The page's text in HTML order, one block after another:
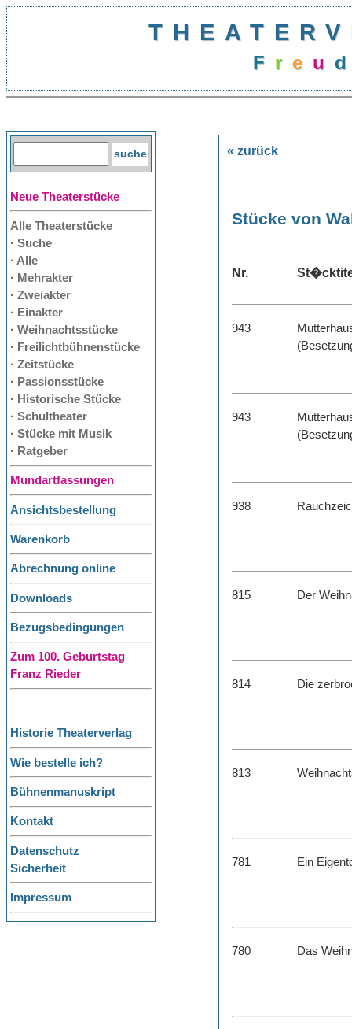
F r e u d
Neue Theaterstücke
Alle Theaterstücke
· Suche
· Alle
· Mehrakter
· Zweiakter
· Einakter
· Weihnachtsstücke
· Freilichtbühnenstücke
· Zeitstücke
· Passionsstücke
· Historische Stücke
· Schultheater
· Stücke mit Musik
· Ratgeber
Mundartfassungen
Ansichtsbestellung
Warenkorb
Abrechnung online
Downloads
Bezugsbedingungen
Zum 100. Geburtstag
Franz Rieder
Historie Theaterverlag
Wie bestelle ich?
Bühnenmanuskript
Kontakt
Datenschutz
Sicherheit
Impressum
« zurück
Stücke von
Nr.
943
943
938
815 Der
814 Die
813
781 Ein
780 Das